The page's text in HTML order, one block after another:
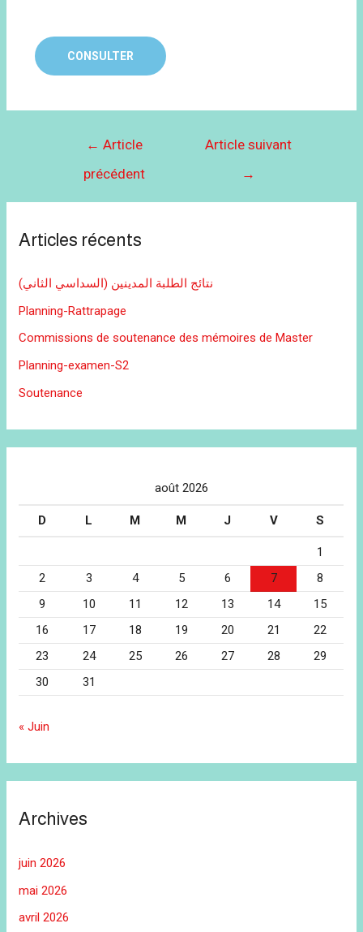
CONSULTER
← Article
précédent
Article suivant
→
Articles récents
نتائج الطلبة المدينين (السداسي الثاني)
Planning-Rattrapage
Commissions de soutenance des mémoires de Master
Planning-examen-S2
Soutenance
août 2026
D L M M J V S
1
2
3 4 5 6 7
8
9
10 11 12 13 14
15
16
17 18 19 20 21
22
23
24 25 26 27 28
29
30
31
« Juin
Archives
juin 2026
mai 2026
avril 2026